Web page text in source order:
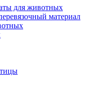
для животных
материал